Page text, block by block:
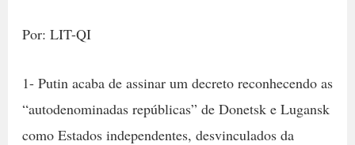
Por: LIT-QI
1- Putin acaba de assinar um decreto reconhecendo as
“autodenominadas repúblicas” de Donetsk e Lugansk
como Estados independentes, desvinculados da